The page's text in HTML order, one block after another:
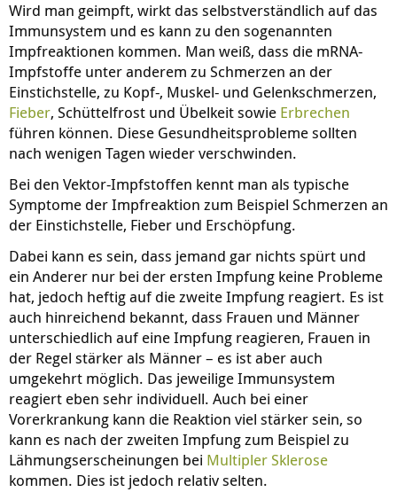
Wird man geimpft, wirkt das selbstverständlich auf das
Immunsystem und es kann zu den sogenannten
Impfreaktionen kommen. Man weiß, dass die mRNA-
Impfstoffe unter anderem zu Schmerzen an der
Einstichstelle, zu Kopf-, Muskel- und Gelenkschmerzen,
Fieber, Schüttelfrost und Übelkeit sowie Erbrechen
führen können. Diese Gesundheitsprobleme sollten
nach wenigen Tagen wieder verschwinden.
Bei den Vektor-Impfstoffen kennt man als typische
Symptome der Impfreaktion zum Beispiel Schmerzen an
der Einstichstelle, Fieber und Erschöpfung.
Dabei kann es sein, dass jemand gar nichts spürt und
ein Anderer nur bei der ersten Impfung keine Probleme
hat, jedoch heftig auf die zweite Impfung reagiert. Es ist
auch hinreichend bekannt, dass Frauen und Männer
unterschiedlich auf eine Impfung reagieren, Frauen in
der Regel stärker als Männer – es ist aber auch
umgekehrt möglich. Das jeweilige Immunsystem
reagiert eben sehr individuell. Auch bei einer
Vorerkrankung kann die Reaktion viel stärker sein, so
kann es nach der zweiten Impfung zum Beispiel zu
Lähmungserscheinungen bei Multipler Sklerose
kommen. Dies ist jedoch relativ selten.